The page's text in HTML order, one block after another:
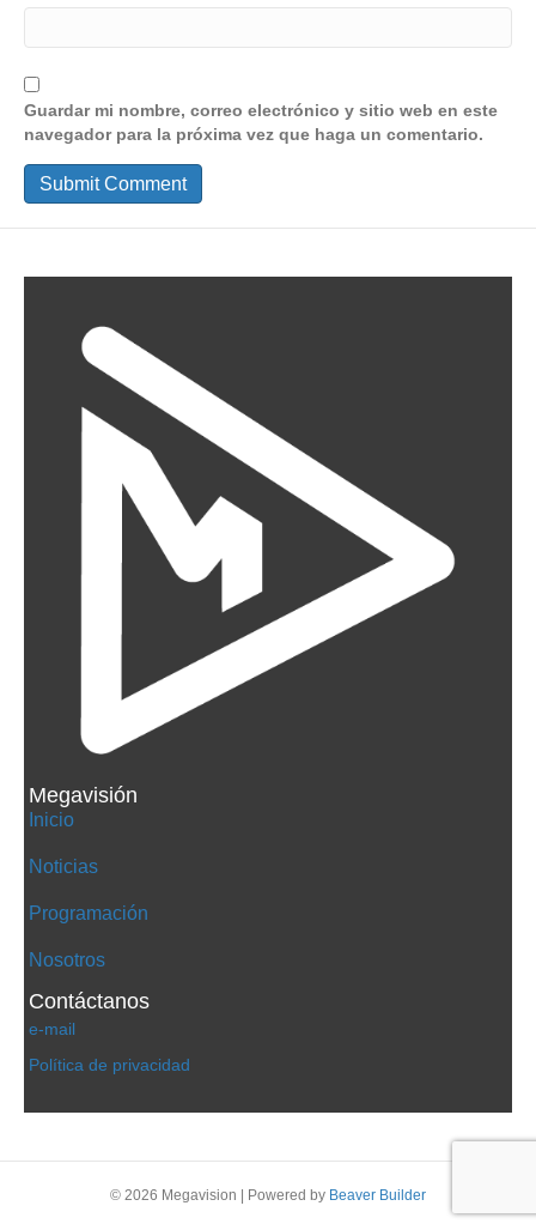
Guardar mi nombre, correo electrónico y sitio web en este
navegador para la próxima vez que haga un comentario.
Megavisión
Inicio
Noticias
Programación
Nosotros
Contáctanos
e-mail
Política de privacidad
© 2026 Megavision | Powered by Beaver Builder